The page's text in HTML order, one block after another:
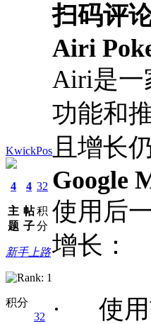
KwickPos
4
主
题
4
帖
子
32
积
分
新手上路
积分
32
扫码评
Airi
Airi是一
功能和
且增长
Google
使用后
增长：
· 使用